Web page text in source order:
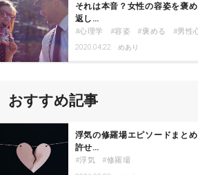
それは本音？女性の容姿を褒
返し…
心理学 容姿 褒める 男性
2020.04.22 めあり
おすすめ記事
浮気の修羅場エピソードまと
許せ…
浮気 修羅場